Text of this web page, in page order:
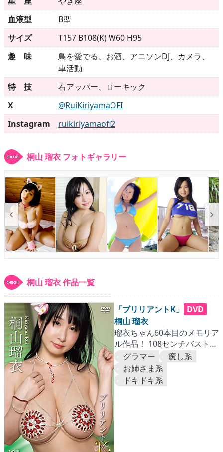
▶次回作
▶制作中
発売年月日
ご利用ガイド
▶ 個人情報保護について
▶よくあるご質問
▶会社概要
▶お問い合わせフォーム
血液型
B型
サイズ
T157 B108(K) W60 H95
趣 味
鳥を愛でる、お酒、アニソンDJ、カメラ、
車活動
特 技
右アッパー、ローキック
X
@RuiKiriyamaOFI
Instagram
ruikiriyamaofi2
桐山 瑠衣 フォトギャラリー
桐山 瑠衣 作品一覧
「ブリリアントK」
DVD
桐山 瑠衣
瑠衣ちゃん60本目のメモリア
ル作品！ 108センチバストも
盛大にセレブレーション!!
グラマー
癒し系
お姉さま系
ドキドキ系